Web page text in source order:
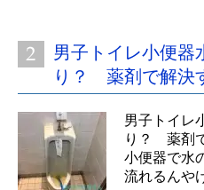
男子トイレ小便
り？ 薬剤で解決
男子トイレ
り？ 薬剤
小便器で水
流れるんや